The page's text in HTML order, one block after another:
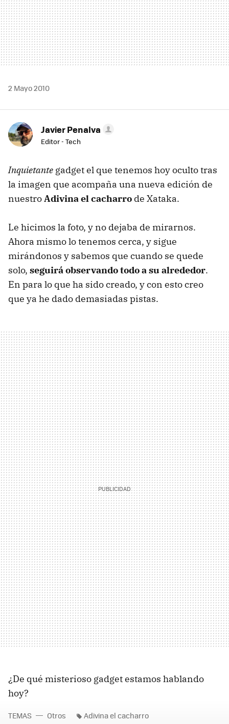
2 Mayo 2010
Javier Penalva
Editor - Tech
Inquietante gadget el que tenemos hoy oculto tras
la imagen que acompaña una nueva edición de
nuestroAdivina el cacharro de Xataka.
Le hicimos la foto, y no dejaba de mirarnos.
Ahora mismo lo tenemos cerca, y sigue
mirándonos y sabemos que cuando se quede
solo, seguirá observando todo a su alrededor.
En para lo que ha sido creado, y con esto creo
que ya he dado demasiadas pistas.
¿De qué misterioso gadget estamos hablando
hoy?
TEMAS Otros Adivina el cacharro